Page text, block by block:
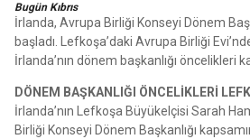
Bugün Kıbrıs
İrlanda, Avrupa Birliği Konseyi Dönem
başladı. Lefkoşa’daki Avrupa Birliği
İrlanda’nın dönem başkanlığı öncelikleri
DÖNEM BAŞKANLIĞI ÖNCELİKLERİ
İrlanda’nın Lefkoşa Büyükelçisi Sarah
Birliği Konseyi Dönem Başkanlığı